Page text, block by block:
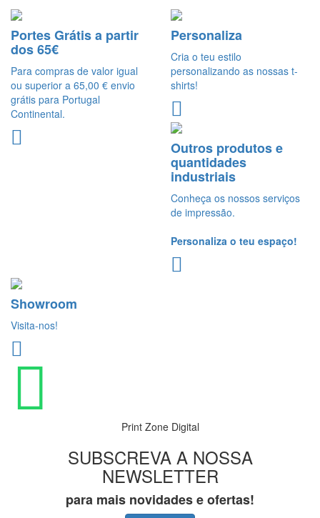
Portes Grátis a partir
dos 65€
Para compras de valor igual
ou superior a 65,00 € envio
grátis para Portugal
Continental.
Personaliza
Cria o teu estilo
personalizando as nossas t-
shirts!
Outros produtos e
quantidades
industriais
Conheça os nossos serviços
de impressão.
Personaliza o teu espaço!
Showroom
Visita-nos!
Print Zone Digital
SUBSCREVA A NOSSA
NEWSLETTER
para mais novidades e ofertas!